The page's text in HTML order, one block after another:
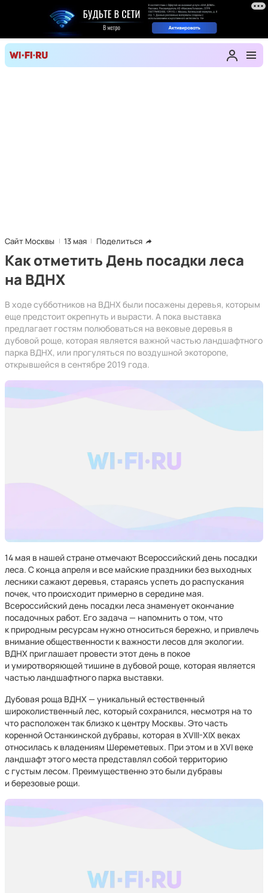
Сайт Москвы 13 мая Поделиться
Как отметить День посадки леса
на ВДНХ
В ходе субботников на ВДНХ были посажены деревья, которым
еще предстоит окрепнуть и вырасти. А пока выставка
предлагает гостям полюбоваться на вековые деревья в
дубовой роще, которая является важной частью ландшафтного
парка ВДНХ, или прогуляться по воздушной экоторопе,
открывшейся в сентябре 2019 года.
14 мая в нашей стране отмечают Всероссийский день посадки
леса. С конца апреля и все майские праздники без выходных
лесники сажают деревья, стараясь успеть до распускания
почек, что происходит примерно в середине мая.
Всероссийский день посадки леса знаменует окончание
посадочных работ. Его задача — напомнить о том, что
к природным ресурсам нужно относиться бережно, и привлечь
внимание общественности к важности лесов для экологии.
ВДНХ приглашает провести этот день в покое
и умиротворяющей тишине в дубовой роще, которая является
частью ландшафтного парка выставки.
Дубовая роща ВДНХ — уникальный естественный
широколиственный лес, который сохранился, несмотря на то
что расположен так близко к центру Москвы. Это часть
коренной Останкинской дубравы, которая в XVIII-XIX веках
относилась к владениям Шереметевых. При этом и в XVI веке
ландшафт этого места представлял собой территорию
с густым лесом. Преимущественно это были дубравы
и березовые рощи.